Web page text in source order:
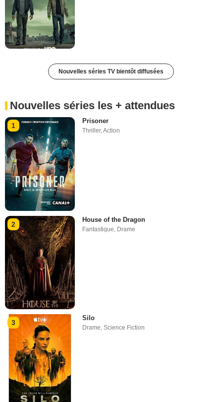
Nouvelles séries TV bientôt diffusées
Nouvelles séries les + attendues
1
Prisoner
Thriller,Action
2
House of the Dragon
Fantastique Drame
3
Silo
Drame,Science Fiction